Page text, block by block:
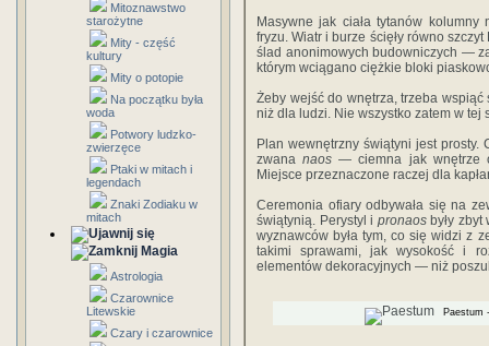
Mitoznawstwo
starożytne
Mity - część
kultury
Mity o potopie
Na początku była
woda
Potwory ludzko-
zwierzęce
Ptaki w mitach i
legendach
Znaki Zodiaku w
mitach
Magia
Astrologia
Czarownice
Litewskie
Czary i czarownice
Masywne jak ciała tytanów
fryzu. Wiatr i burze ścięły równo
ślad anonimowych budowniczych —
któ­rym wciągano ciężkie bloki
Żeby wejść do wnętrza, trzeba
niż dla ludzi. Nie wszystko zatem w tej
Plan wewnętrzny świątyni jest
zwananaos — ciemna jak wnętrze
Miejsce przeznaczone raczej dla
Ceremonia ofiary odbywała się na
świą­tynią. Perystyl i pronaosbyły zbyt
wy­znawców była tym, co się widzi z
takimi sprawami, jak wysokość i
elementów deko­racyjnych — niż
Paestum